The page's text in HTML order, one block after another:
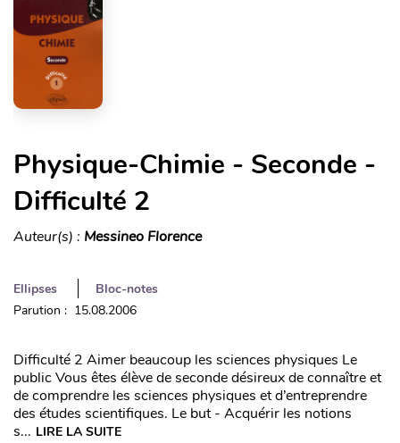
Physique-Chimie - Seconde -
Difficulté 2
Auteur(s) : Messineo Florence
Ellipses
Bloc-notes
Parution : 15.08.2006
Difficulté 2 Aimer beaucoup les sciences physiques Le
public Vous êtes élève de seconde désireux de connaître et
de comprendre les sciences physiques et d’entreprendre
des études scientifiques. Le but - Acquérir les notions
s... LIRE LA SUITE